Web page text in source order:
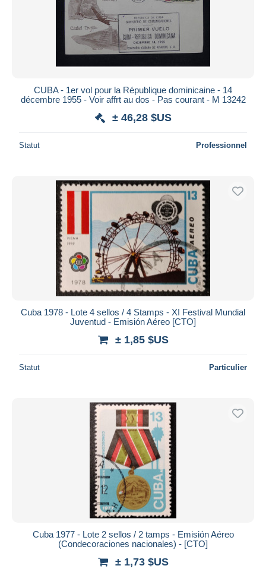
CUBA - 1er vol pour la République dominicaine - 14
décembre 1955 - Voir affrt au dos - Pas courant - M 13242
± 46,28 $US
Statut Professionnel
Cuba 1978 - Lote 4 sellos / 4 Stamps - XI Festival Mundial
Juventud - Emisión Aéreo [CTO]
± 1,85 $US
Statut Particulier
Cuba 1977 - Lote 2 sellos / 2 tamps - Emisión Aéreo
(Condecoraciones nacionales) - [CTO]
± 1,73 $US